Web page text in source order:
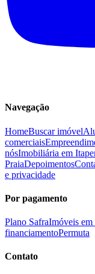
Navegação
HomeBuscar imóvel
comerciais
nósImobiliária em
PraiaDepoimentos
e privacidade
Por pagamento
Plano SafraImóveis
financiamentoPermuta
Contato